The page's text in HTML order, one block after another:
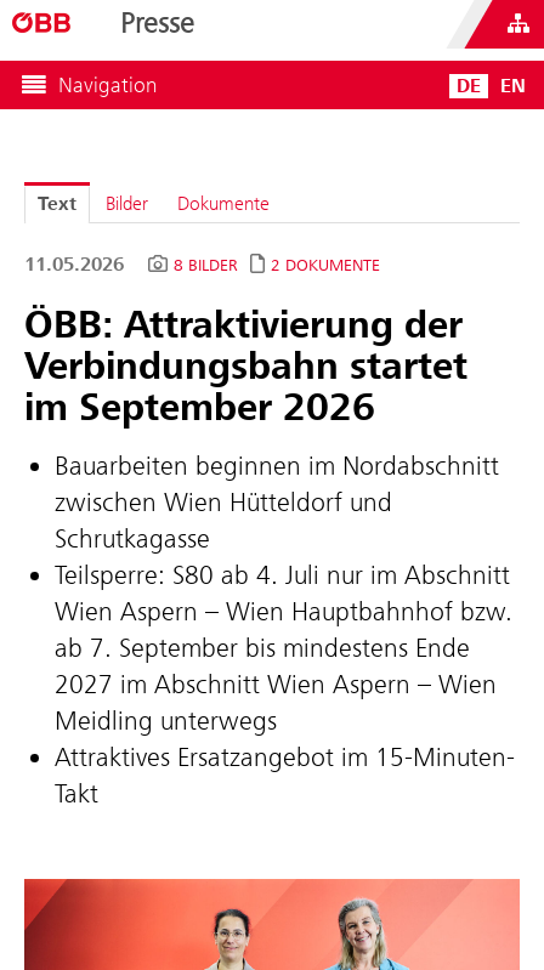
Presse
Navigation DE EN
Text Bilder Dokumente
11.05.2026 8 BILDER 2 DOKUMENTE
ÖBB: Attraktivierung der
Verbindungsbahn startet
im September 2026
Bauarbeiten beginnen im Nordabschnitt
zwischen Wien Hütteldorf und
Schrutkagasse
Teilsperre: S80 ab 4. Juli nur im Abschnitt
Wien Aspern – Wien Hauptbahnhof bzw.
ab 7. September bis mindestens Ende
2027 im Abschnitt Wien Aspern – Wien
Meidling unterwegs
Attraktives Ersatzangebot im 15-Minuten-
Takt